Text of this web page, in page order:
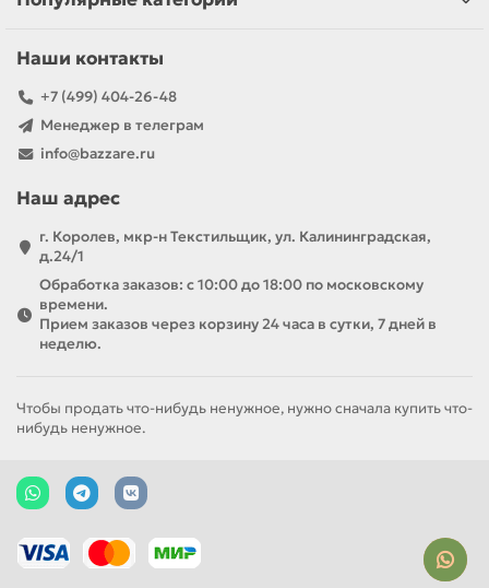
Наши контакты
+7 (499) 404-26-48
Менеджер в телеграм
info@bazzare.ru
Наш адрес
г. Королев, мкр-н Текстильщик, ул. Калининградская,
д.24/1
Обработка заказов: с 10:00 до 18:00 по московскому
времени.
Прием заказов через корзину 24 часа в сутки, 7 дней в
неделю.
Чтобы продать что-нибудь ненужное, нужно сначала купить что-
нибудь ненужное.